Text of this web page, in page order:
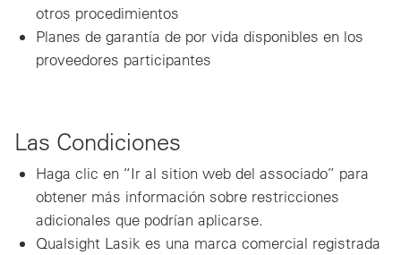
otros procedimientos
Planes de garantía de por vida disponibles en los
proveedores participantes
Las Condiciones
Haga clic en “Ir al sition web del associado” para
obtener más información sobre restricciones
adicionales que podrían aplicarse.
Qualsight Lasik es una marca comercial registrada